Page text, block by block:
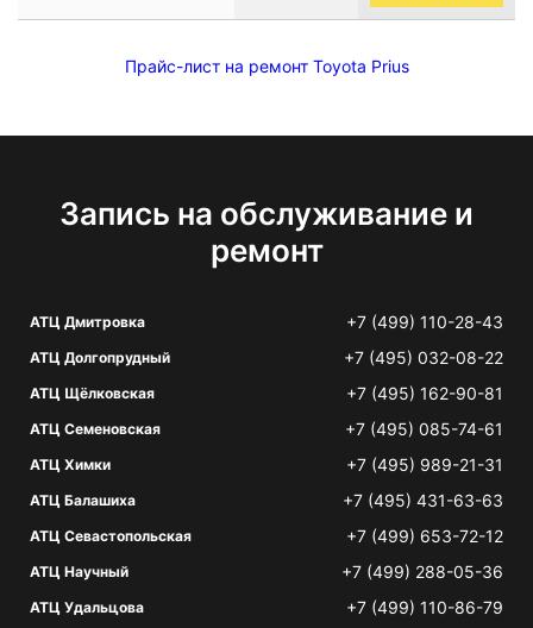
Прайс-лист на ремонт Toyota Prius
Запись на обслуживание и
ремонт
АТЦ Дмитровка +7 (499) 110-28-43
АТЦ Долгопрудный +7 (495) 032-08-22
АТЦ Щёлковская +7 (495) 162-90-81
АТЦ Семеновская +7 (495) 085-74-61
АТЦ Химки +7 (495) 989-21-31
АТЦ Балашиха +7 (495) 431-63-63
АТЦ Севастопольская +7 (499) 653-72-12
АТЦ Научный +7 (499) 288-05-36
АТЦ Удальцова +7 (499) 110-86-79